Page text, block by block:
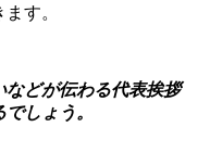
す。
どが伝わる代表挨拶
しょう。